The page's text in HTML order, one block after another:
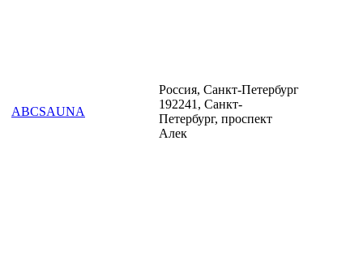
ABCSAUNA
Россия, Санкт-Петербург
192241, Санкт-
Петербург, проспект
Алек